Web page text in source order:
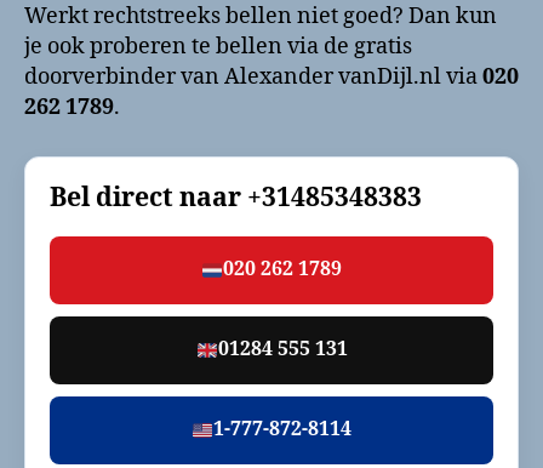
Werkt rechtstreeks bellen niet goed? Dan kun
je ook proberen te bellen via de gratis
doorverbinder van Alexander vanDijl.nl via020
262 1789.
Bel direct naar +31485348383
020 262 1789
01284 555 131
1-777-872-8114